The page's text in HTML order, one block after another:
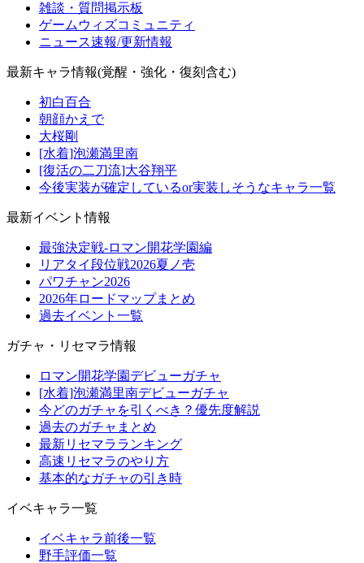
雑談・質問掲示板
ゲームウィズコミュニティ
ニュース速報/更新情報
最新キャラ情報(覚醒・強化・復刻含む)
初白百合
朝顔かえで
大桜剛
[水着]泡瀬満里南
[復活の二刀流]大谷翔平
今後実装が確定しているor実装しそうなキャラ一覧
最新イベント情報
最強決定戦-ロマン開花学園編
リアタイ段位戦2026夏ノ壱
パワチャン2026
2026年ロードマップまとめ
過去イベント一覧
ガチャ・リセマラ情報
ロマン開花学園デビューガチャ
[水着]泡瀬満里南デビューガチャ
今どのガチャを引くべき？優先度解説
過去のガチャまとめ
最新リセマラランキング
高速リセマラのやり方
基本的なガチャの引き時
イベキャラ一覧
イベキャラ前後一覧
野手評価一覧